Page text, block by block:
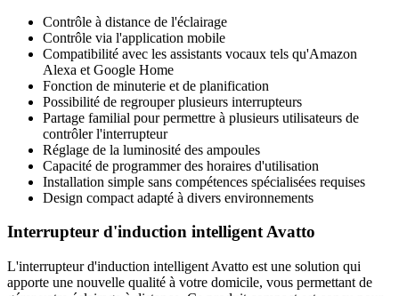
Contrôle à distance de l'éclairage
Contrôle via l'application mobile
Compatibilité avec les assistants vocaux tels qu'Amazon
Alexa et Google Home
Fonction de minuterie et de planification
Possibilité de regrouper plusieurs interrupteurs
Partage familial pour permettre à plusieurs utilisateurs de
contrôler l'interrupteur
Réglage de la luminosité des ampoules
Capacité de programmer des horaires d'utilisation
Installation simple sans compétences spécialisées requises
Design compact adapté à divers environnements
Interrupteur d'induction intelligent Avatto
L'interrupteur d'induction intelligent Avatto est une solution qui
apporte une nouvelle qualité à votre domicile, vous permettant de